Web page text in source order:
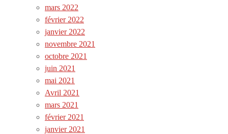
mars 2022
février 2022
janvier 2022
novembre 2021
octobre 2021
juin 2021
mai 2021
Avril 2021
mars 2021
février 2021
janvier 2021